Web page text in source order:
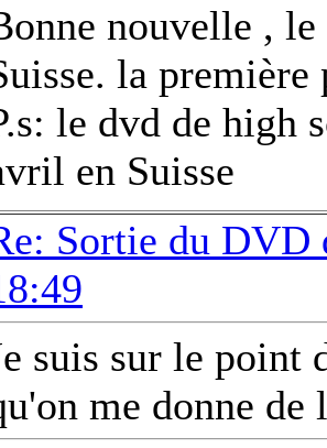
nouvelle , le
la
le dvd de high
en Suisse
Sortie du
suis sur le point
me donne